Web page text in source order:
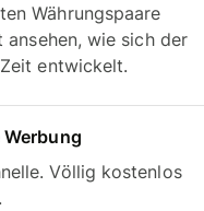
Währungspaare
wie sich der
entwickelt.
Völlig kostenlos